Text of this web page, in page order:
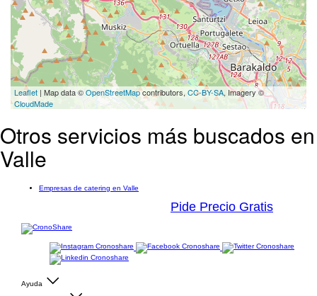
Leaflet | Map data ©OpenStreetMapcontributors, CC-BY-SA, Imagery ©
CloudMade
Otros servicios más buscados en
Valle
Empresas de catering en Valle
Pide Precio Gratis
Ayuda